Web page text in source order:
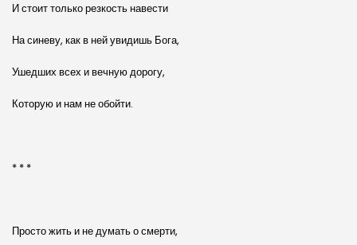
И стоит только резкость навести
На синеву, как в ней увидишь Бога,
Ушедших всех и вечную дорогу,
Которую и нам не обойти.
* * *
Просто жить и не думать о смерти,